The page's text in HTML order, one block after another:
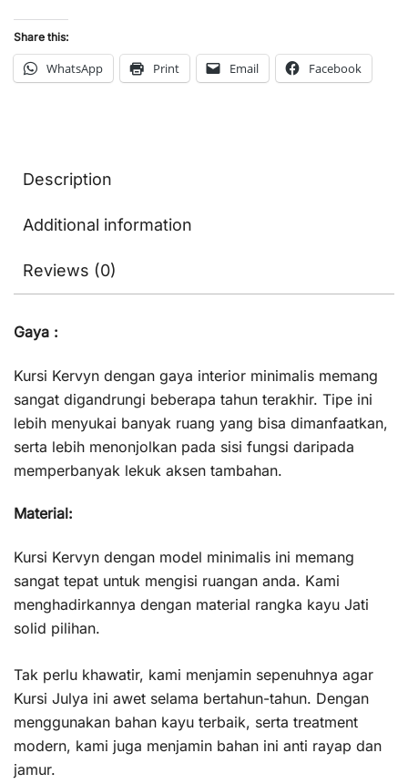
Share this:
WhatsApp Print Email Facebook
Description
Additional information
Reviews (0)
Gaya :
Kursi Kervyn dengan gaya interior minimalis memang
sangat digandrungi beberapa tahun terakhir. Tipe ini
lebih menyukai banyak ruang yang bisa dimanfaatkan,
serta lebih menonjolkan pada sisi fungsi daripada
memperbanyak lekuk aksen tambahan.
Material:
Kursi Kervyn dengan model minimalis ini memang
sangat tepat untuk mengisi ruangan anda. Kami
menghadirkannya dengan material rangka kayu Jati
solid pilihan.
Tak perlu khawatir, kami menjamin sepenuhnya agar
Kursi Julya ini awet selama bertahun-tahun. Dengan
menggunakan bahan kayu terbaik, serta treatment
modern, kami juga menjamin bahan ini anti rayap dan
jamur.